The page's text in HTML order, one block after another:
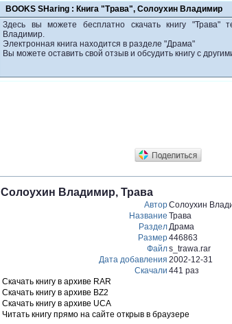
BOOKS SHaring : Книга "Трава", Солоухин Владимир
Здесь вы можете бесплатно скачать книгу "Трава"
Владимир.
Электронная книга находится в разделе "Драма"
Вы можете оставить свой отзыв и обсудить книгу с
Солоухин Владимир, Трава
АвторСолоухин
Название Трава
РазделДрама
Размер446863
Файлs_trawa.rar
Дата добавления 2002-12-31
Скачали 441 раз
Скачать книгу в архиве RAR
Скачать книгу в архиве BZ2
Скачать книгу в архиве UCA
Читать книгу прямо на сайте открыв в браузере